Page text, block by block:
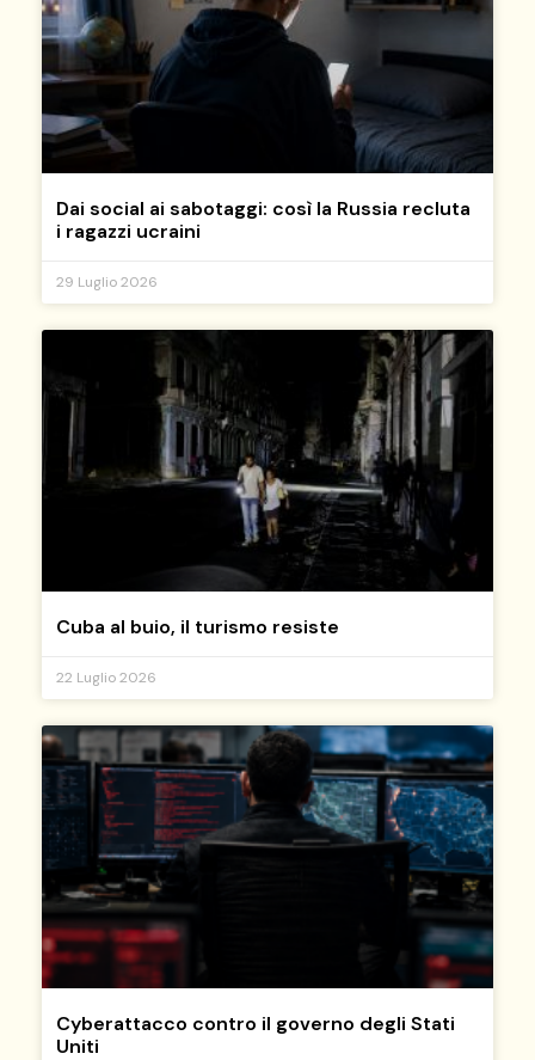
Dai social ai sabotaggi: così la Russia recluta
i ragazzi ucraini
29 Luglio 2026
Cuba al buio, il turismo resiste
22 Luglio 2026
Cyberattacco contro il governo degli Stati
Uniti